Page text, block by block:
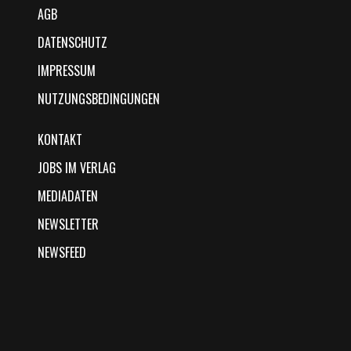
AGB
DATENSCHUTZ
IMPRESSUM
NUTZUNGSBEDINGUNGEN
KONTAKT
JOBS IM VERLAG
MEDIADATEN
NEWSLETTER
NEWSFEED